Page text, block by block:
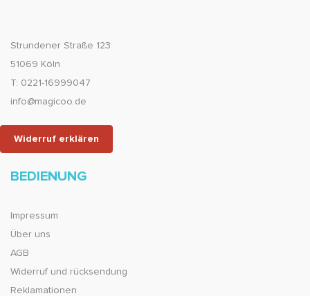
Strundener Straße 123
51069 Köln
T: 0221-16999047
info@magicoo.de
Widerruf erklären
BEDIENUNG
Impressum
Über uns
AGB
Widerruf und rücksendung
Reklamationen